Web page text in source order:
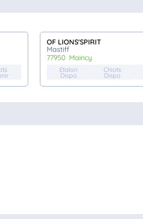
OF LIONS'SPIRIT
Mastiff
77950
maincy
Etalon
Dispo
Chiots
Dispo